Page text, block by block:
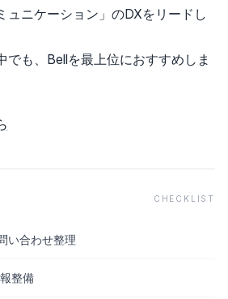
ュニケーション」のDXをリードし
でも、Bellを最上位におすすめしま
CHECKLIST
い合わせ整理
整備